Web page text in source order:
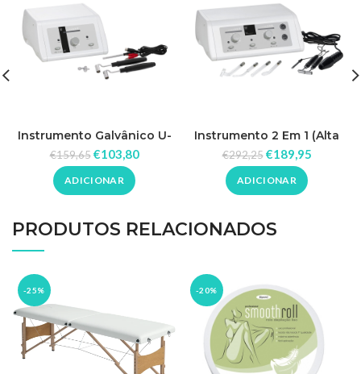
Instrumento Galvânico U-
Tech
€159,65 €103,80
ADICIONAR
Instrumento 2 Em 1 (Alta
Frequência + Galvânico) U-
Tech
€292,25 €189,95
ADICIONAR
PRODUTOS RELACIONADOS
-25% -20%